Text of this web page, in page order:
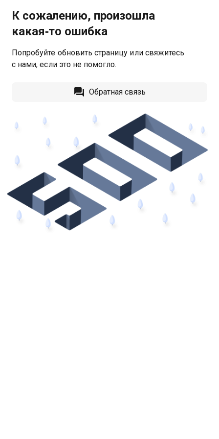
К сожалению, произошла
какая‑то ошибка
Попробуйте обновить страницу или свяжитесь
с нами, если это не помогло.
Обратная связь